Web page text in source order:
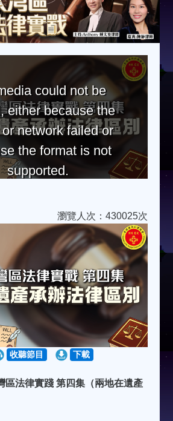
could not be
either because the
network failed or
the format is not
supported.
瀏覽人次：430025次
收聽節目 下載
區法律實踐 第四集（兩地在遺產